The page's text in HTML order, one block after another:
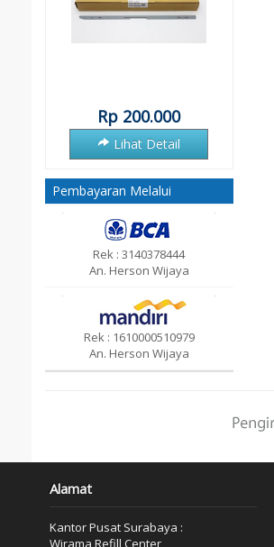
Rp 275.000
Lihat Detail
Pembayaran Melalui
Rek : 3140378444
An. Herson Wijaya
Rek : 1610000510979
An. Herson Wijaya
Alamat
Kantor Pusat Surabaya :
Wirama Refill Center